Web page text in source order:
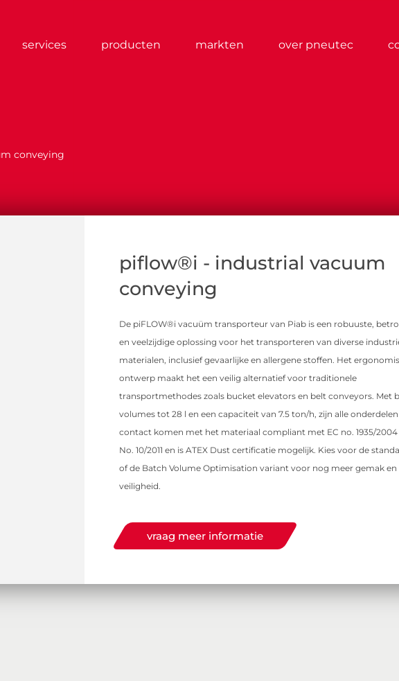
services producten markten over pneutec
conveying
piflow®i - industrial vacuum
conveying
De piFLOW®i vacuüm transporteur van Piab is een robuuste,
en veelzijdige oplossing voor het transporteren van diverse
materialen, inclusief gevaarlijke en allergene stoffen. Het
ontwerp maakt het een veilig alternatief voor traditionele
transportmethodes zoals bucket elevators en belt conveyors. Met
volumes tot 28 l en een capaciteit van 7.5 ton/h, zijn alle
contact komen met het materiaal compliant met EC no. 1935/2004
No. 10/2011 en is ATEX Dust certificatie mogelijk. Kies voor de
of de Batch Volume Optimisation variant voor nog meer gemak en
veiligheid.
vraag meer informatie